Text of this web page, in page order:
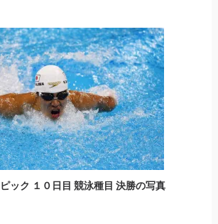
ック １０日目 競泳種目 決勝の写真